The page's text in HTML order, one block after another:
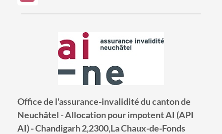
Office de l'assurance-invalidité du canton de
Neuchâtel - Allocation pour impotent AI (API
AI) - Chandigarh 2,2300,La Chaux-de-Fonds